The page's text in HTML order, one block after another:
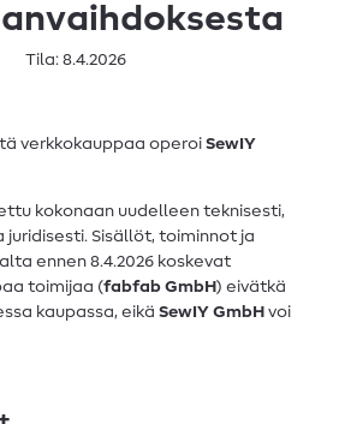
Tila: 8.4.2026
verkkokauppaa operoi SewIY
kokonaan uudelleen teknisesti,
juridisesti. Sisällöt, toiminnot ja
ennen 8.4.2026 koskevat
toimijaa (fabfab GmbH) eivätkä
kaupassa, eikä SewIY GmbH voi